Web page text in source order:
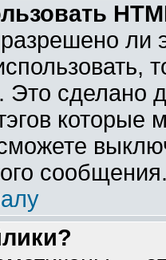
разрешено
Это сделано